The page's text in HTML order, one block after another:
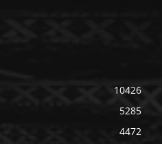
10426
5285
4472